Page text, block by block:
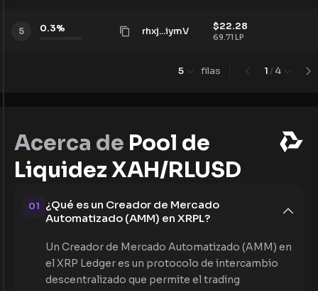
5 0.3% rhxj...iymV $22.28
69.71 LP
5 filas 1 / 4
Acerca de Pool de
Liquidez XAH/RLUSD
01 ¿Qué es un Creador de Mercado
Automatizado (AMM) en XRPL?
Un Creador de Mercado Automatizado (AMM) en
el XRP Ledger es un protocolo de intercambio
descentralizado que permite el trading